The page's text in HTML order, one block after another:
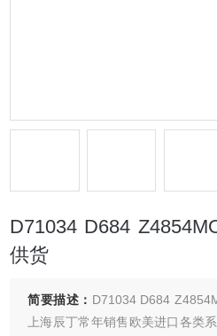
D71034 D684
供货
简要描述： D71034 D684
上海辰丁常年销售欧美进口各类